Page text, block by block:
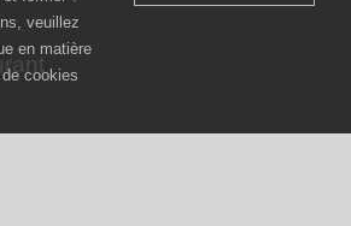
veuillez
en matière
cookies